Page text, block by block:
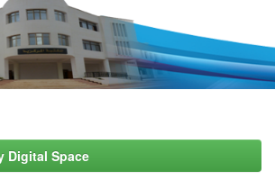
Digital Space